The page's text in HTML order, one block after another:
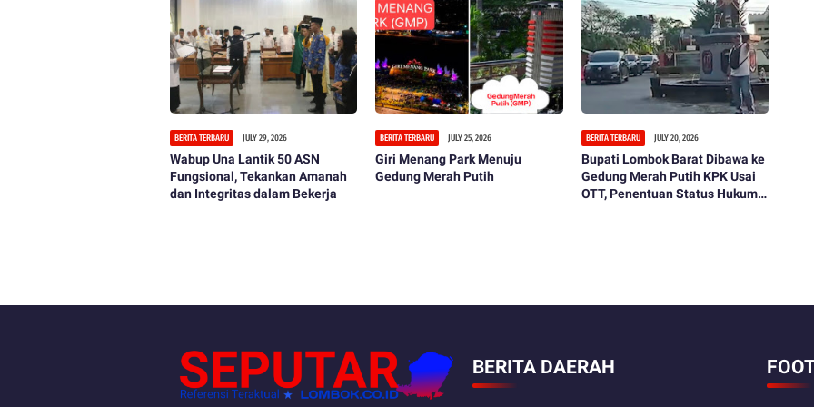
BERITA TERBARU JULY 29, 2026
Wabup Una Lantik 50 ASN
Fungsional, Tekankan Amanah
dan Integritas dalam Bekerja
BERITA TERBARU JULY 25, 2026
Giri Menang Park Menuju
Gedung Merah Putih
BERITA TERBARU JULY 20, 2026
Bupati Lombok Barat Dibawa ke
Gedung Merah Putih KPK Usai
OTT, Penentuan Status Hukum
BERITA DAERAH